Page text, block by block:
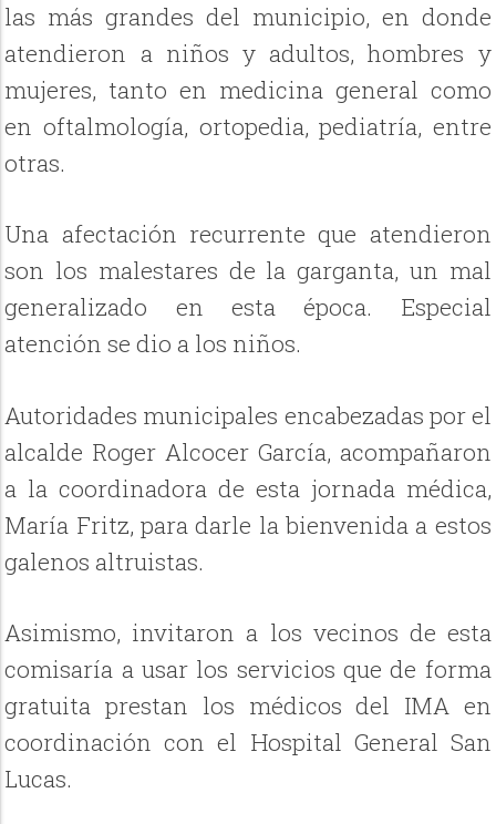
las más grandes del municipio, en donde
atendieron a niños y adultos, hombres y
mujeres, tanto en medicina general como
en oftalmología, ortopedia, pediatría, entre
otras.
Una afectación recurrente que atendieron
son los malestares de la garganta, un mal
generalizado en esta época. Especial
atención se dio a los niños.
Autoridades municipales encabezadas por el
alcalde Roger Alcocer García, acompañaron
a la coordinadora de esta jornada médica,
María Fritz, para darle la bienvenida a estos
galenos altruistas.
Asimismo, invitaron a los vecinos de esta
comisaría a usar los servicios que de forma
gratuita prestan los médicos del IMA en
coordinación con el Hospital General San
Lucas.